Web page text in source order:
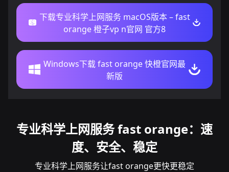
下载专业科学上网服务 macOS版本 – fast
orange 橙子vp n官网 官方8
Windows下载 fast orange 快橙官网最
新版
专业科学上网服务 fast orange：速
度、安全、稳定
专业科学上网服务让fast orange更快更稳定